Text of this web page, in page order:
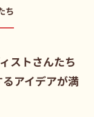
ち
ストさんたち
アイデアが満